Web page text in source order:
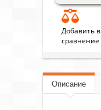
Добавить в
сравнение
Описание